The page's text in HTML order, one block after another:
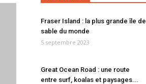
Fraser Island : la plus grande île de
sable du monde
5 septembre 2023
Great Ocean Road : une route
entre surf, koalas et paysages...